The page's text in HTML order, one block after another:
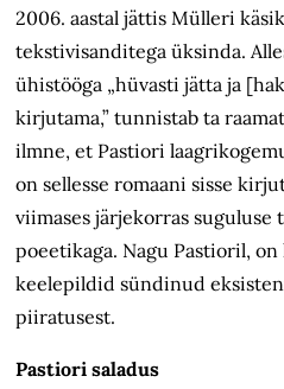
2006. aastal jättis Mülleri
tekstivisanditega üksinda.
ühistööga „hüvasti jätta ja
kirjutama,” tunnistab ta
ilmne, et Pastiori
on sellesse romaani sisse
viimases järjekorras
poeetikaga. Nagu Pastioril,
keelepildid sündinud
piiratusest.
Pastiori saladus